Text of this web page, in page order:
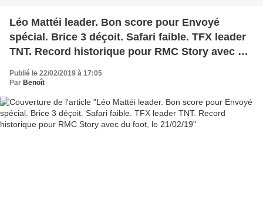
Léo Mattéi leader. Bon score pour Envoyé
spécial. Brice 3 déçoit. Safari faible. TFX leader
TNT. Record historique pour RMC Story avec du
Publié le 22/02/2019 à 17:05
Par Benoît